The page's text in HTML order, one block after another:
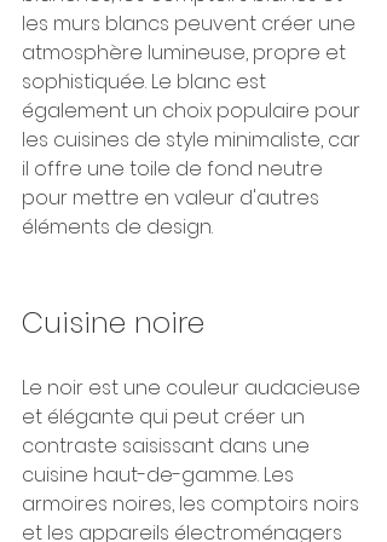
les murs blancs peuvent créer une
atmosphère lumineuse, propre et
sophistiquée. Le blanc est
également un choix populaire pour
les cuisines de style minimaliste, car
il offre une toile de fond neutre
pour mettre en valeur d'autres
éléments de design.
Cuisine noire
Le noir est une couleur audacieuse
et élégante qui peut créer un
contraste saisissant dans une
cuisine haut-de-gamme. Les
armoires noires, les comptoirs noirs
et les appareils électroménagers